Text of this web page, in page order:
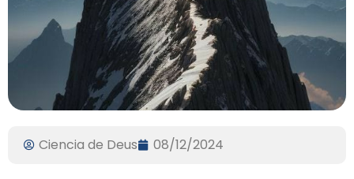
Ciencia de Deus 08/12/2024